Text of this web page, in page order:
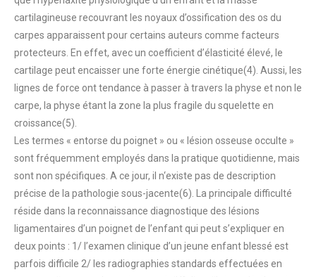
cartilagineuse recouvrant les noyaux d’ossification des os du
carpes apparaissent pour certains auteurs comme facteurs
protecteurs. En effet, avec un coefficient d’élasticité élevé, le
cartilage peut encaisser une forte énergie cinétique(4). Aussi, les
lignes de force ont tendance à passer à travers la physe et non le
carpe, la physe étant la zone la plus fragile du squelette en
croissance(5).
Les termes « entorse du poignet » ou « lésion osseuse occulte »
sont fréquemment employés dans la pratique quotidienne, mais
sont non spécifiques. A ce jour, il n‘existe pas de description
précise de la pathologie sous-jacente(6). La principale difficulté
réside dans la reconnaissance diagnostique des lésions
ligamentaires d’un poignet de l’enfant qui peut s’expliquer en
deux points : 1/ l’examen clinique d’un jeune enfant blessé est
parfois difficile 2/ les radiographies standards effectuées en